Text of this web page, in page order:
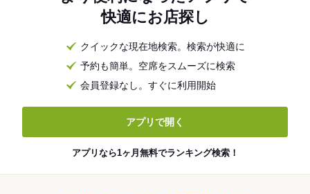
快適にお店探し
クイックな現在地検索。検索が快適に
予約も簡単。空席をスムーズに検索
会員登録なし。すぐに利用開始
アプリで開く
アプリなら1ヶ月無料でランキング検索！